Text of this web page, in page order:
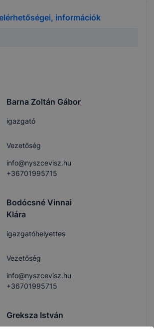
információk
Barna Zoltán Gábor
igazgató
Vezetőség
info@nyszcevisz.hu
+36701995715
Bodócsné Vinnai
Klára
igazgatóhelyettes
Vezetőség
info@nyszcevisz.hu
+36701995715
Greksza István